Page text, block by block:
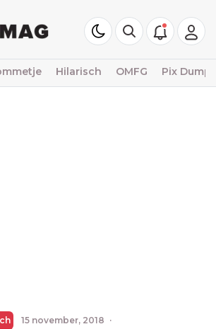
Hilarisch OMFG Pix Dump
15 november, 2018 ·